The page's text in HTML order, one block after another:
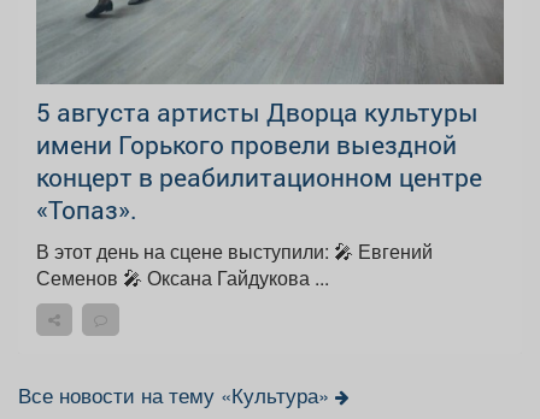
5 августа артисты Дворца культуры
имени Горького провели выездной
концерт в реабилитационном центре
«Топаз».
В этот день на сцене выступили: 🎤 Евгений
Семенов 🎤 Оксана Гайдукова ...
Все новости на тему «Культура»